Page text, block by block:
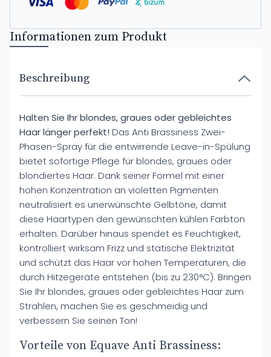
Informationen zum Produkt
Beschreibung
Halten Sie Ihr blondes, graues oder gebleichtes
Haar länger perfekt! Das Anti Brassiness Zwei-
Phasen-Spray für die entwirrende Leave-in-Spülung
bietet sofortige Pflege für blondes, graues oder
blondiertes Haar. Dank seiner Formel mit einer
hohen Konzentration an violetten Pigmenten
neutralisiert es unerwünschte Gelbtöne, damit
diese Haartypen den gewünschten kühlen Farbton
erhalten. Darüber hinaus spendet es Feuchtigkeit,
kontrolliert wirksam Frizz und statische Elektrizität
und schützt das Haar vor hohen Temperaturen, die
durch Hitzegeräte entstehen (bis zu 230°C). Bringen
Sie Ihr blondes, graues oder gebleichtes Haar zum
Strahlen, machen Sie es geschmeidig und
verbessern Sie seinen Ton!
Vorteile von Equave Anti Brassiness: